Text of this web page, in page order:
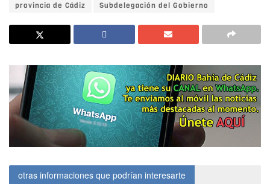
provincia de Cádiz
Subdelegación del Gobierno
otras informaciones que podrían interesarte